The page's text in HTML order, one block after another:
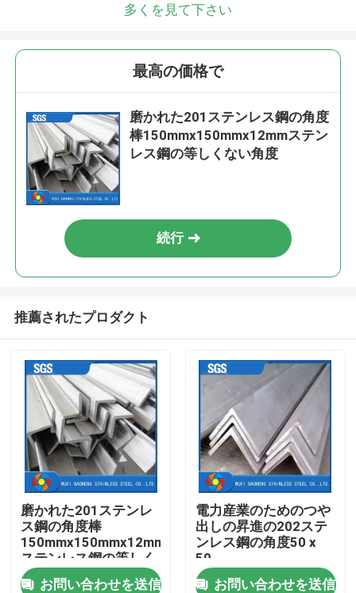
ホーム
多くを見て下さい
最高の価格で
磨かれた201ステンレス鋼の角度
棒150mmx150mmx12mmステン
レス鋼の等しくない角度
続行
推薦されたプロダクト
磨かれた201ステンレ
ス鋼の角度棒
150mmx150mmx12mm
ステンレス鋼の等しく
ない角度
お問い合わせを送信
電力産業のためのつや
出しの昇進の202ステ
ンレス鋼の角度50 x
50
お問い合わせを送信